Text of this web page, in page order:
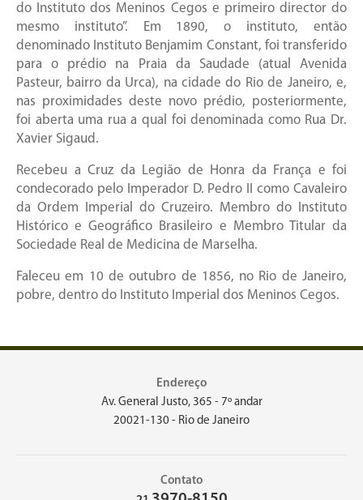
do Instituto dos Meninos Cegos e primeiro director do
mesmo instituto”. Em 1890, o instituto, então
denominado Instituto Benjamim Constant, foi transferido
para o prédio na Praia da Saudade (atual Avenida
Pasteur, bairro da Urca), na cidade do Rio de Janeiro, e,
nas proximidades deste novo prédio, posteriormente,
foi aberta uma rua a qual foi denominada como Rua Dr.
Xavier Sigaud.
Recebeu a Cruz da Legião de Honra da França e foi
condecorado pelo Imperador D. Pedro II como Cavaleiro
da Ordem Imperial do Cruzeiro. Membro do Instituto
Histórico e Geográfico Brasileiro e Membro Titular da
Sociedade Real de Medicina de Marselha.
Faleceu em 10 de outubro de 1856, no Rio de Janeiro,
pobre, dentro do Instituto Imperial dos Meninos Cegos.
Endereço
Av. General Justo, 365 - 7º andar
20021-130 - Rio de Janeiro
Contato